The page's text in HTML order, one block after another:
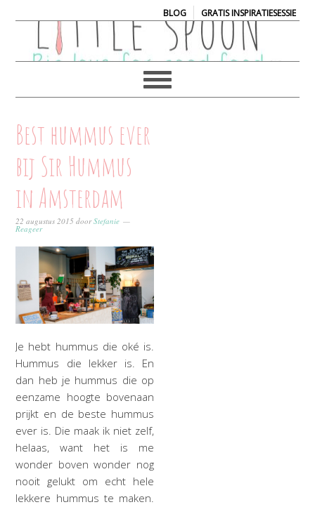
BLOG| GRATIS INSPIRATIESESSIE
Best hummus ever
bij Sir Hummus
in Amsterdam
22 augustus 2015 doorStefanie
Reageer
Je hebt hummus die oké is.
Hummus die lekker is. En
dan heb je hummus die op
eenzame hoogte bovenaan
prijkt en de beste hummus
ever is. Die maak ik niet zelf,
helaas, want het is me
wonder boven wonder nog
nooit gelukt om echt hele
lekkere hummus te maken.